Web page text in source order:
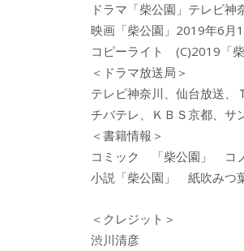
ドラマ「柴公園」テレビ
映画「柴公園」2019年6月
コピーライト (C)2019「
＜ドラマ放送局＞
テレビ神奈川、仙台放送、
チバテレ、ＫＢＳ京都、サ
＜書籍情報＞
コミック 「柴公園」 コ
小説「柴公園」 紙吹みつ
＜クレジット＞
渋川清彦